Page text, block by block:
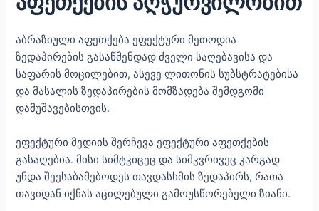
აბრაზიული აფეთქება ეფექტური მეთოდია
ზედაპირების გასაწმენდად ძველი საღებავისა და
საფარის მოცილებით, ასევე ლითონის სუბსტრატებისა
და მასალის ზედაპირების მომზადება შემდგომი
დამუშავებისთვის.
ეფექტური მედიის შერჩევა ეფექტური აფეთქების
გასაღებია. მისი სიმტკიცეც და სიმკვრივეც კარგად
უნდა შეესაბამებოდეს თავდასხმის ზედაპირს, რათა
თავიდან იქნას აცილებული გამოუსწორებელი ზიანი.